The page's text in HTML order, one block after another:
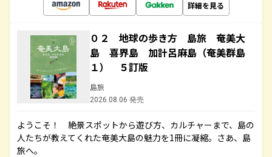
詳細を見る
０２ 地球の歩き方 島旅 奄美大
島 喜界島 加計呂麻島（奄美群島
１） ５訂版
島旅
2026.08.06 発売
ようこそ！ 絶景スポットから遊び方、カルチャーまで、島の
人たちが教えてくれた奄美大島の魅力を1冊に凝縮。さあ、島
旅へ。